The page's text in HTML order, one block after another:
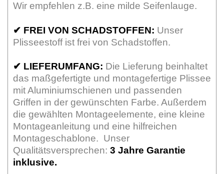
Wir empfehlen z.B. eine milde Seifenlauge.
✔ FREI VON SCHADSTOFFEN: Unser
Plisseestoff ist frei von Schadstoffen.
✔ LIEFERUMFANG: Die Lieferung beinhaltet
das maßgefertigte und montagefertige Plissee
mit Aluminiumschienen und passenden
Griffen in der gewünschten Farbe. Außerdem
die gewählten Montageelemente, eine kleine
Montageanleitung und eine hilfreichen
Montageschablone. Unser
Qualitätsversprechen: 3 Jahre Garantie
inklusive.